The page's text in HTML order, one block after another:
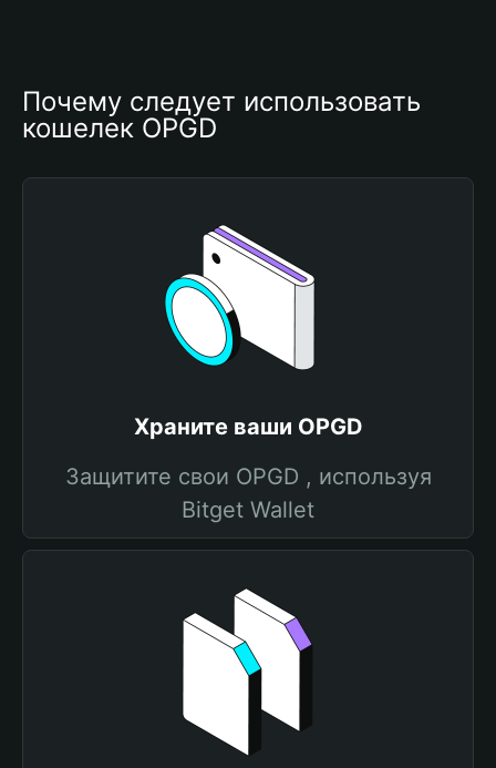
Почему следует использовать
кошелек OPGD
Храните ваши OPGD
Защитите свои OPGD , используя
Bitget Wallet